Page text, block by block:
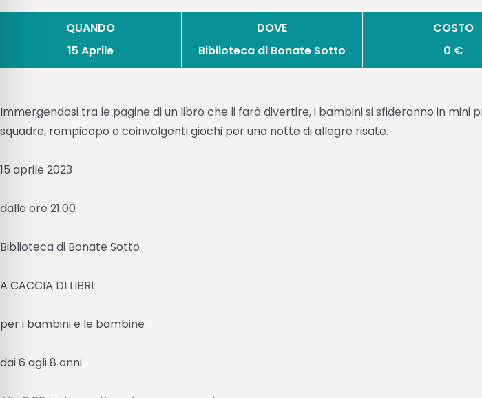
QUANDO
15 Aprile
DOVE
Biblioteca di Bonate Sotto
COSTO
0 €
Immergendosi tra le pagine di un libro che li farà divertire, i bambini si sfideranno in mini
squadre, rompicapo e coinvolgenti giochi per una notte di allegre risate.
15 aprile 2023
dalle ore 21.00
Biblioteca di Bonate Sotto
A CACCIA DI LIBRI
per i bambini e le bambine
dai 6 agli 8 anni